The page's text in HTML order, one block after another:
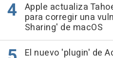
Apple actualiza
para corregir una
Sharing' de macOS
El nuevo 'plugin' de